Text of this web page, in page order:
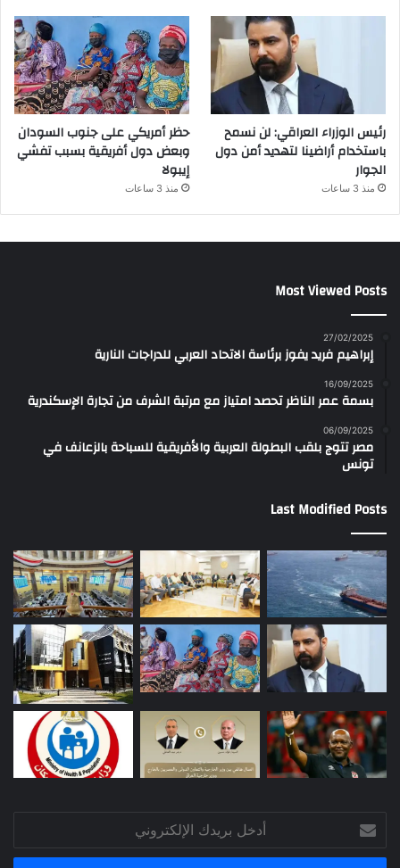
رئيس الوزراء العراقي: لن نسمح
باستخدام أراضينا لتهديد أمن دول
الجوار
منذ 3 ساعات
حظر أمريكي على جنوب السودان
وبعض دول أفريقية بسبب تفشي
إيبولا
منذ 3 ساعات
Most Viewed Posts
27/02/2025
إبراهيم فريد يفوز برئاسة الاتحاد العربي للدراجات النارية
16/09/2025
بسمة عمر الناظر تحصد امتياز مع مرتبة الشرف من تجارة الإسكندرية
06/09/2025
مصر تتوج بلقب البطولة العربية والأفريقية للسباحة بالزعانف في
تونس
Last Modified Posts
بريدك
الإلكتروني